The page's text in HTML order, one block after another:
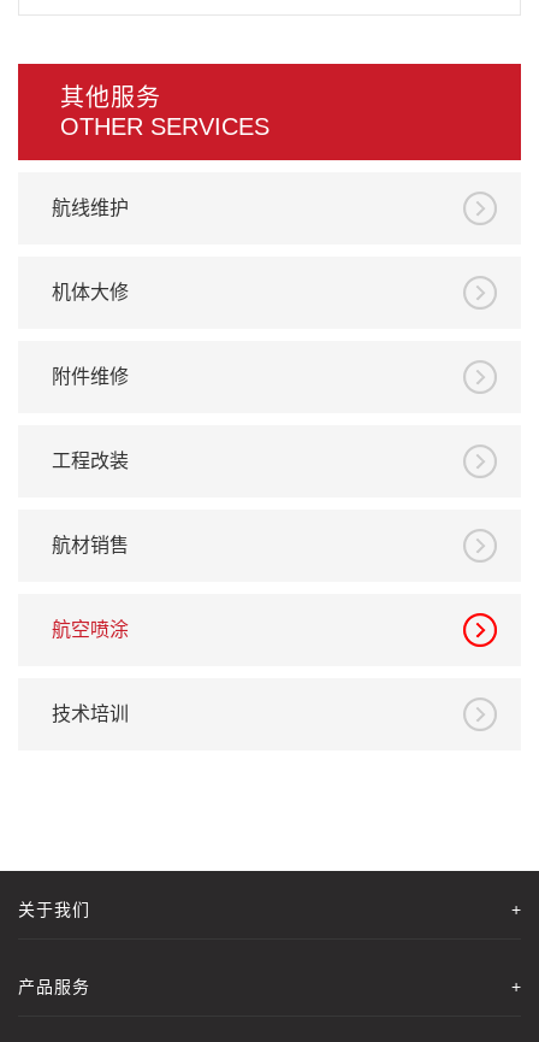
其他服务
OTHER SERVICES
航线维护
机体大修
附件维修
工程改装
航材销售
航空喷涂
技术培训
关于我们 +
产品服务 +